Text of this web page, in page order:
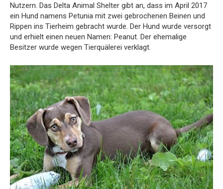
Nutzern. Das Delta Animal Shelter gibt an, dass im April 2017
ein Hund namens Petunia mit zwei gebrochenen Beinen und
Rippen ins Tierheim gebracht wurde. Der Hund wurde versorgt
und erhielt einen neuen Namen: Peanut. Der ehemalige
Besitzer wurde wegen Tierquälerei verklagt.